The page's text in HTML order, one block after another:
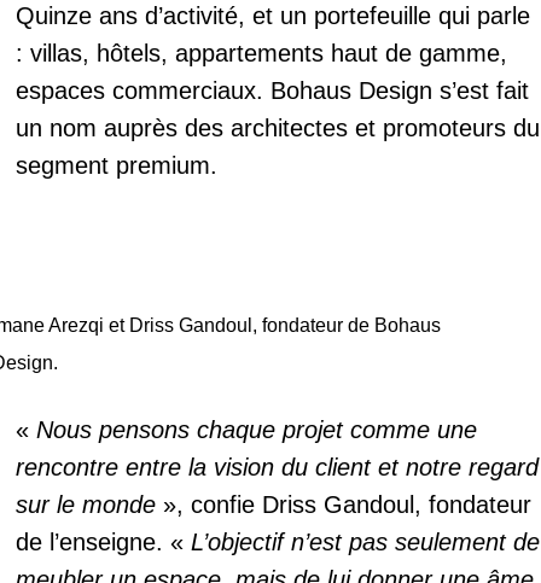
Quinze ans d’activité, et un portefeuille qui parle
: villas, hôtels, appartements haut de gamme,
espaces commerciaux. Bohaus Design s’est fait
un nom auprès des architectes et promoteurs du
segment premium.
Arezqi et Driss Gandoul, fondateur de Bohaus
« Nous pensons chaque projet comme une
rencontre entre la vision du client et notre regard
sur le monde », confie Driss Gandoul, fondateur
de l’enseigne. « L’objectif n’est pas seulement de